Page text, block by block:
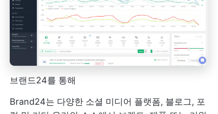
브랜드24를 통해
Brand24는 다양한 소셜 미디어 플랫폼, 블로그, 포